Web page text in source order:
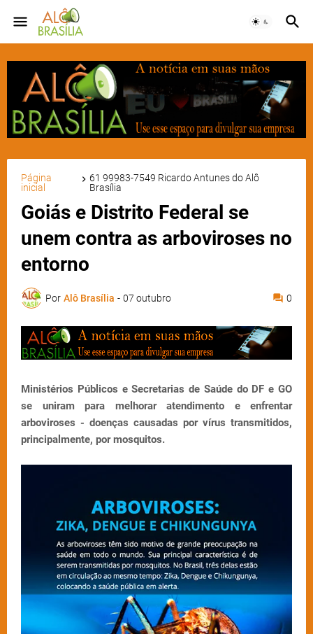
Página
inicial
61 99983-7549 Ricardo Antunes do Alô
Brasília
Goiás e Distrito Federal se
unem contra as arboviroses no
entorno
Por Alô Brasília - 07 outubro 0
Ministérios Públicos e Secretarias de Saúde do DF e GO
se uniram para melhorar atendimento e enfrentar
arboviroses - doenças causadas por vírus transmitidos,
principalmente, por mosquitos.